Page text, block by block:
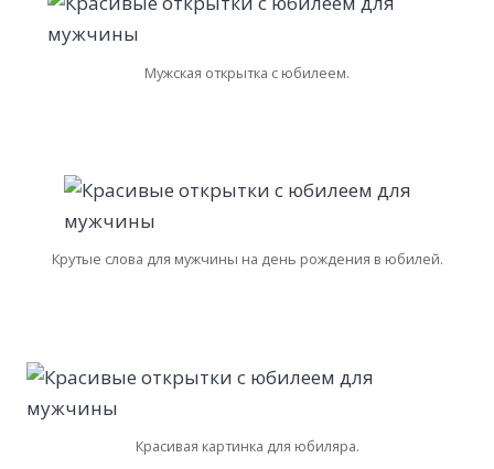
Мужская открытка с юбилеем.
Крутые слова для мужчины на день рождения в юбилей.
Красивая картинка для юбиляра.